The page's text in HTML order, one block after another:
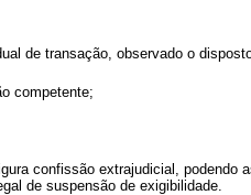
de transação, observado o
competente;
confissão extrajudicial,
de suspensão de exigibilidade.